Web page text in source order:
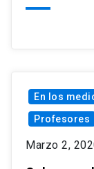
En los
Profesores
Marzo 2,